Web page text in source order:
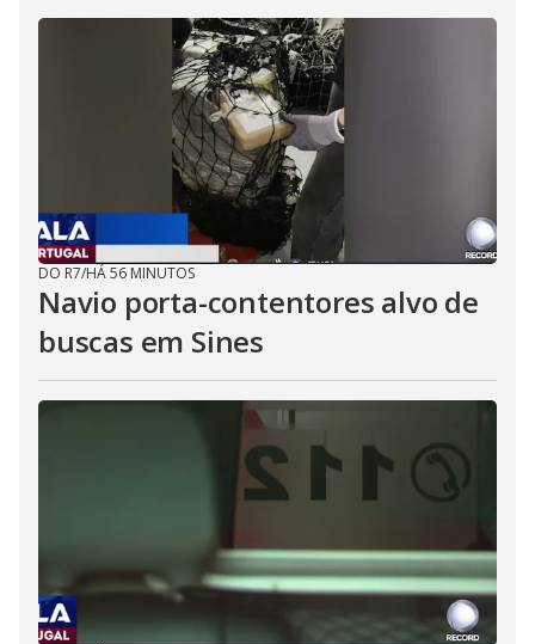
DO R7/HÁ 56 MINUTOS
Navio porta-contentores alvo de
buscas em Sines